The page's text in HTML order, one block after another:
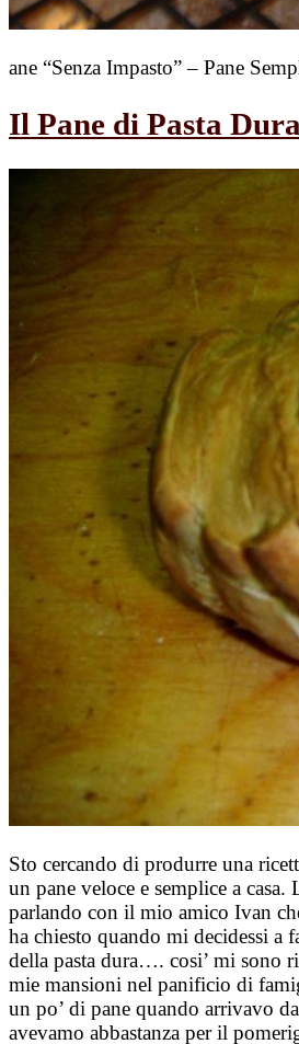
ane “Senza Impasto” – Pane
Il Pane di Pasta Dura
Sto cercando di produrre una
un pane veloce e semplice a casa.
parlando con il mio amico Ivan
ha chiesto quando mi decidessi a
della pasta dura…. cosi’ mi sono
mie mansioni nel panificio di
un po’ di pane quando arrivavo
avevamo abbastanza per il